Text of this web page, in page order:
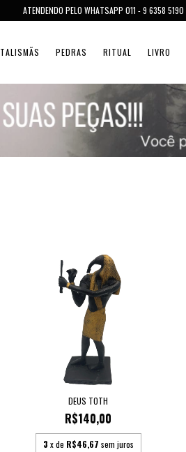
ATENDENDO PELO WHATSAPP 011 - 9 6358 5190
TALISMÃS PEDRAS RITUAL LIVRO
DEUS TOTH
R$140,00
3 x de R$46,67 sem juros